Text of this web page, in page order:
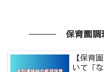
保育園調
【保育
いて「